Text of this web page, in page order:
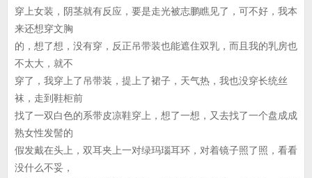
穿上女装，阴茎就有反应，要是走光被志鹏瞧见了，可不好，我本
来还想穿文胸
的，想了想，没有穿，反正吊带装也能遮住双乳，而且我的乳房也
不太大，就不
穿了，我穿上了吊带装，提上了裙子，天气热，我也没穿长统丝
袜，走到鞋柜前
找了一双白色的系带皮凉鞋穿上，想了一想，又去找了一个盘成成
熟女性发髻的
假发戴在头上，双耳夹上一对绿玛瑙耳环，对着镜子照了照，看看
没什么不妥，